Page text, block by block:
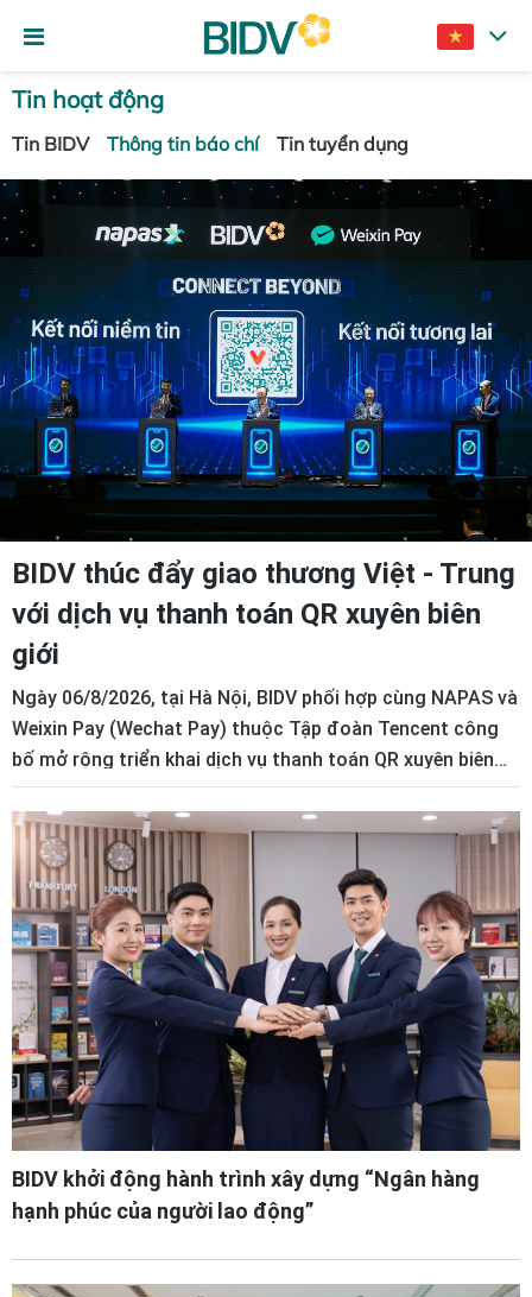
Tin hoạt động
Tin BIDV Thông tin báo chí Tin tuyển dụng
BIDV thúc đẩy giao thương Việt - Trung
với dịch vụ thanh toán QR xuyên biên
giới
Ngày 06/8/2026, tại Hà Nội, BIDV phối hợp cùng NAPAS và
Weixin Pay (Wechat Pay) thuộc Tập đoàn Tencent công
bố mở rộng triển khai dịch vụ thanh toán QR xuyên biên
giới Việt Nam - Trung Quốc.
BIDV khởi động hành trình xây dựng “Ngân hàng
hạnh phúc của người lao động”